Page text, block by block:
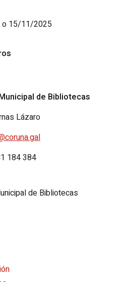
o 15/11/2025
de Bibliotecas
Lázaro
gal
184 384
de Bibliotecas